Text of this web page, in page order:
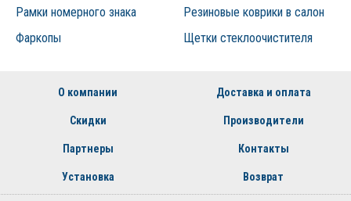
Рамки номерного знака
Резиновые коврики в салон
Фаркопы
Щетки стеклоочистителя
О компании Доставка и оплата
Скидки Производители
Партнеры Контакты
Установка Возврат